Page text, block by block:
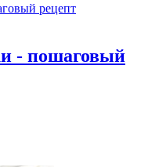
рецепт
- пошаговый